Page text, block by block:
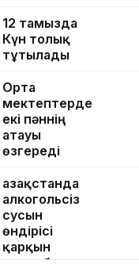
12 тамызда
Күн толық
тұтылады
Орта
мектептерде
екі пәннің
атауы
өзгереді
Қазақстанда
алкогольсіз
сусын
өндірісі
қарқын
алды: бес